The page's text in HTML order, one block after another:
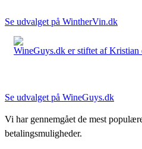
Se udvalget på WintherVin.dk
WineGuys.dk er stiftet af Kristian
Se udvalget på WineGuys.dk
Vi har gennemgået de mest
betalingsmuligheder.